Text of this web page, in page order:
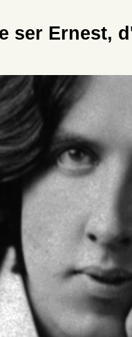
ser Ernest,